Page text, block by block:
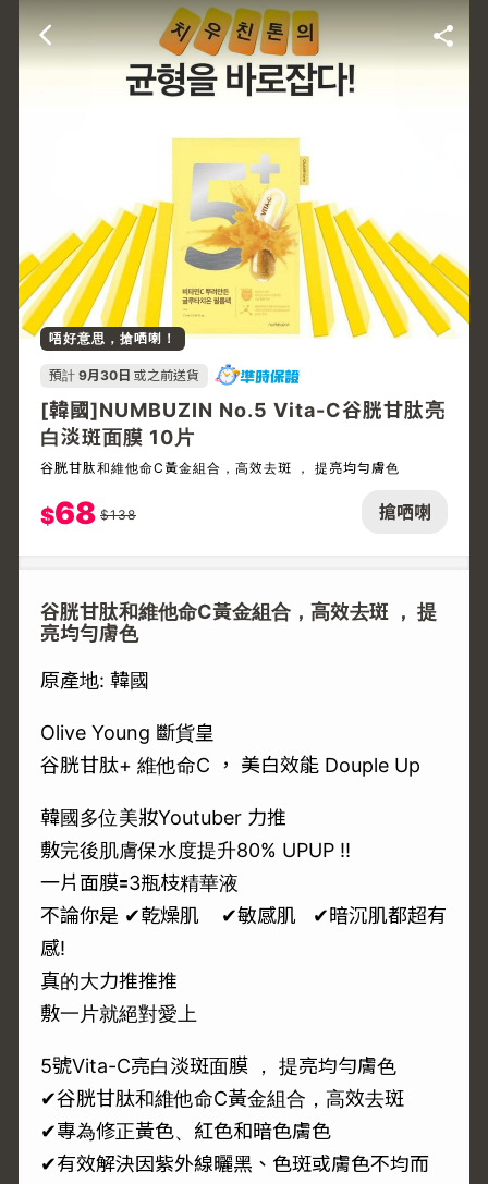
搶哂喇
唔好意思，搶哂喇！
預計 9月30日 或之前送貨
[韓國]NUMBUZIN No.5 Vita-C谷胱甘肽亮
白淡斑面膜 10片
谷胱甘肽和維他命C黃金組合，高效去斑 ， 提亮均勻膚色
$68 $138
谷胱甘肽和維他命C黃金組合，高效去斑 ， 提
亮均勻膚色
原產地: 韓國
Olive Young 斷貨皇
谷胱甘肽+ 維他命C ， 美白效能 Douple Up
韓國多位美妝Youtuber 力推
敷完後肌膚保水度提升80% UPUP ‼
一片面膜🟰3瓶枝精華液
不論你是 ✔乾燥肌 ✔敏感肌 ✔暗沉肌都超有
感!
真的大力推推推
敷一片就絕對愛上
5號Vita-C亮白淡斑面膜 ， 提亮均勻膚色
✔谷胱甘肽和維他命C黃金組合，高效去斑
✔專為修正黃色、紅色和暗色膚色
✔有效解決因紫外線曬黑、色斑或膚色不均而